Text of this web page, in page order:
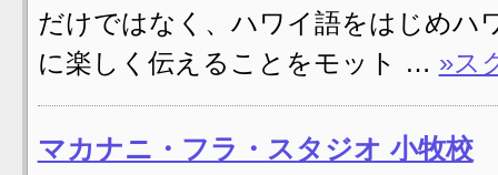
だけではなく、ハワイ語をはじめハ
に楽しく伝えることをモット … »ス
マカナニ・フラ・スタジオ 小牧校